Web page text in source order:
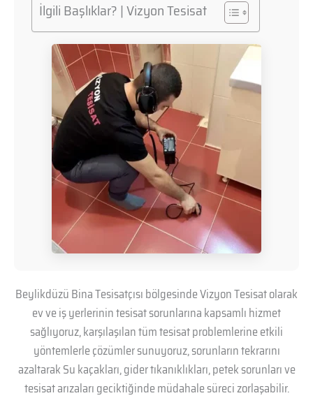
İlgili Başlıklar? | Vizyon Tesisat
Beylikdüzü Bina Tesisatçısı bölgesinde Vizyon Tesisat olarak
ev ve iş yerlerinin tesisat sorunlarına kapsamlı hizmet
sağlıyoruz, karşılaşılan tüm tesisat problemlerine etkili
yöntemlerle çözümler sunuyoruz, sorunların tekrarını
azaltarak Su kaçakları, gider tıkanıklıkları, petek sorunları ve
tesisat arızaları geciktiğinde müdahale süreci zorlaşabilir.